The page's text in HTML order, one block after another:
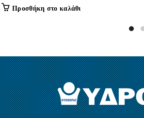
Προσθήκη στο καλάθι